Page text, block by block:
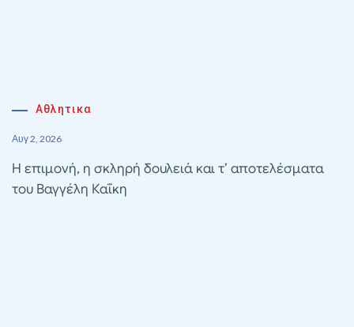
Αθλητικα
Αυγ 2, 2026
Η επιμονή, η σκληρή δουλειά και τ’ αποτελέσματα
του Βαγγέλη Καΐκη